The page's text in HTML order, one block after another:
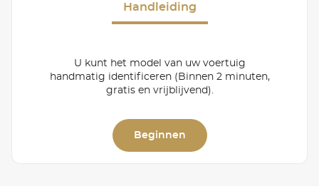
Handleiding
U kunt het model van uw voertuig
handmatig identificeren (Binnen 2 minuten,
gratis en vrijblijvend).
Beginnen